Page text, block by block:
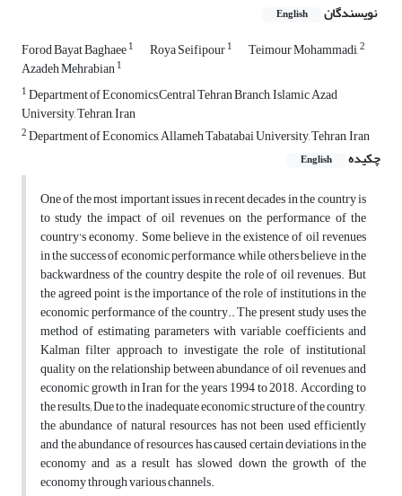
نویسندگان English
Forod Bayat Baghaee1 Roya Seifipour1 Teimour Mohammadi,2
Azadeh Mehrabian1
1Department of Economics,Central Tehran Branch, Islamic Azad
University, Tehran, Iran
2Department of Economics, Allameh Tabatabai University, Tehran, Iran
چکیده
English
One of the most important issues in recent decades in the country is
to study the impact of oil revenues on the performance of the
country's economy. Some believe in the existence of oil revenues
in the success of economic performance, while others believe in the
backwardness of the country despite the role of oil revenues. But
the agreed point is the importance of the role of institutions in the
economic performance of the country.. The present study uses the
method of estimating parameters with variable coefficients and
Kalman filter approach to investigate the role of institutional
quality on the relationship between abundance of oil revenues and
economic growth in Iran for the years 1994 to 2018. According to
the results; Due to the inadequate economic structure of the country,
the abundance of natural resources has not been used efficiently
and the abundance of resources has caused certain deviations in the
economy and as a result has slowed down the growth of the
economy through various channels.